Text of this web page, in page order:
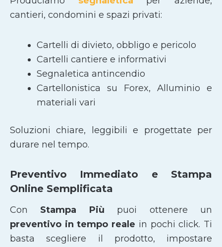
cantieri, condomini e spazi privati:
Cartelli di divieto, obbligo e pericolo
Cartelli cantiere e informativi
Segnaletica antincendio
Cartellonistica su Forex, Alluminio e
materiali vari
Soluzioni chiare, leggibili e progettate per
durare nel tempo.
Preventivo Immediato e Stampa
Online Semplificata
Con Stampa Più puoi ottenere un
preventivo in tempo reale in pochi click. Ti
basta scegliere il prodotto, impostare